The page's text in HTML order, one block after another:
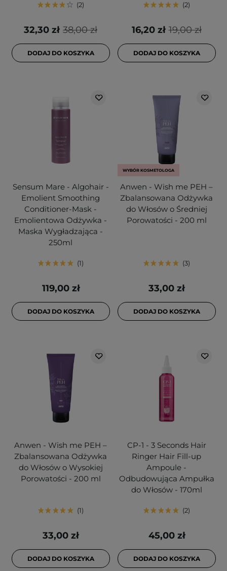
2
38,00 zł
32,30 zł
DODAJ DO KOSZYKA
2
19,00 zł
16,20 zł
DODAJ DO KOSZYKA
Sensum Mare - Algohair -
Emolient Smoothing
Conditioner-Mask -
Emolientowa Odżywka -
Maska Wygładzająca -
250ml
1
119,00 zł
DODAJ DO KOSZYKA
WYBÓR KOSMETOLOGA
Anwen - Wish me PEH –
Zbalansowana Odżywka
do Włosów o Średniej
Porowatości - 200 ml
3
33,00 zł
DODAJ DO KOSZYKA
Anwen - Wish me PEH –
Zbalansowana Odżywka
do Włosów o Wysokiej
Porowatości - 200 ml
1
33,00 zł
DODAJ DO KOSZYKA
CP-1 - 3 Seconds Hair
Ringer Hair Fill-up
Ampoule -
Odbudowująca Ampułka
do Włosów - 170ml
2
45,00 zł
DODAJ DO KOSZYKA